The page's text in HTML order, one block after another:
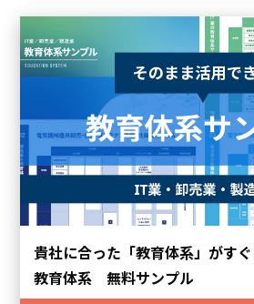
貴社に合った「教育体系」が
教育体系 無料サンプル